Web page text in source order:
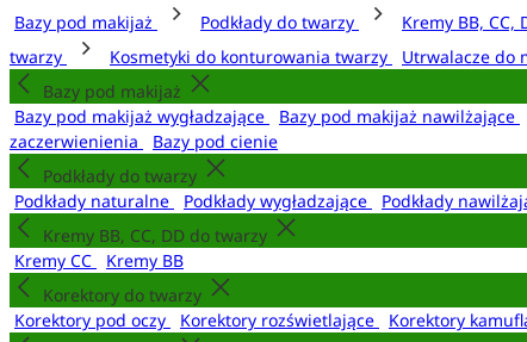
Bazy pod makijaż
Podkłady do twarzy Kremy BB, CC,
twarzy
Kosmetyki do konturowania twarzy
Utrwalacze do
Bazy pod makijaż
Bazy pod makijaż wygładzające
Bazy pod makijaż nawilżające
zaczerwienienia
Bazy pod cienie
Podkłady do twarzy
Podkłady naturalne
Podkłady wygładzające Podkłady
Kremy BB, CC, DD do twarzy
Kremy CC
Kremy BB
Korektory do twarzy
Korektory pod oczy
Korektory rozświetlające Korektory